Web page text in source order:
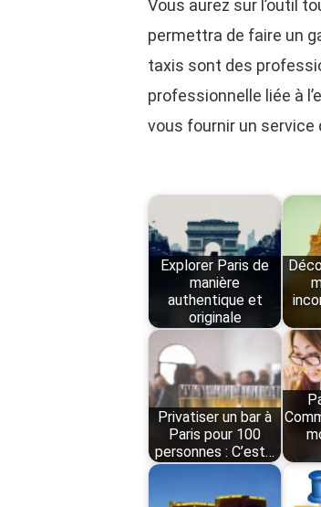
Vous aurez sur l’outil
permettra de faire un
taxis sont des
professionnelle liée à
vous fournir un service
Explorer Paris de
manière
authentique et
originale
Privatiser un bar à
Paris pour 100
personnes : C’est…